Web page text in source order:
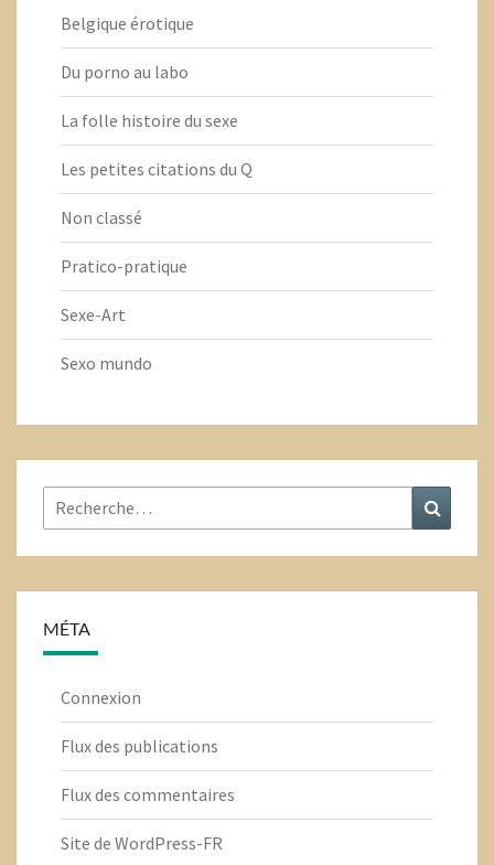
Belgique érotique
Du porno au labo
La folle histoire du sexe
Les petites citations du Q
Non classé
Pratico-pratique
Sexe-Art
Sexo mundo
Rechercher
:
MÉTA
Connexion
Flux des publications
Flux des commentaires
Site de WordPress-FR